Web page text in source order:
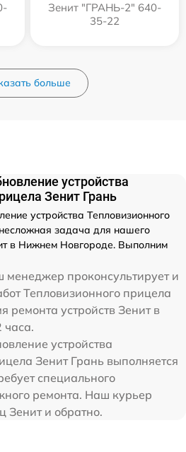
Зенит "ГРАНЬ-2" 640-
35-22
больше
устройства
Зенит Грань
устройства Тепловизионного
задача для нашего
в Нижнем Новгороде. Выполним
менеджер проконсультирует и
Тепловизионного прицела
ремонта устройств Зенит в
часа.
устройства
Зенит Грань выполняется
специального
ремонта. Наш курьер
Зенит и обратно.